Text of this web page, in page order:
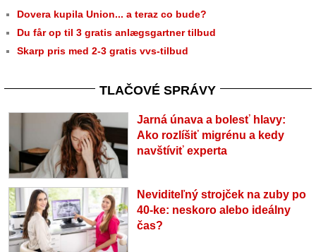
Dovera kupila Union... a teraz co bude?
Du får op til 3 gratis anlægsgartner tilbud
Skarp pris med 2-3 gratis vvs-tilbud
TLAČOVÉ SPRÁVY
Jarná únava a bolesť hlavy:
Ako rozlíšiť migrénu a kedy
navštíviť experta
Neviditeľný strojček na zuby po
40-ke: neskoro alebo ideálny
čas?